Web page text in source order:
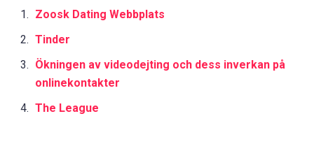
Zoosk Dating Webbplats
Tinder
Ökningen av videodejting och dess inverkan på
onlinekontakter
The League